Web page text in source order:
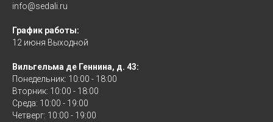
info@sedali.ru
График работы:
12 июня Выходной
Вильгельма де Геннина, д. 43:
Понедельник: 10:00 - 18:00
Вторник: 10:00 - 18:00
Среда: 10:00 - 19:00
Четверг: 10:00 - 19:00